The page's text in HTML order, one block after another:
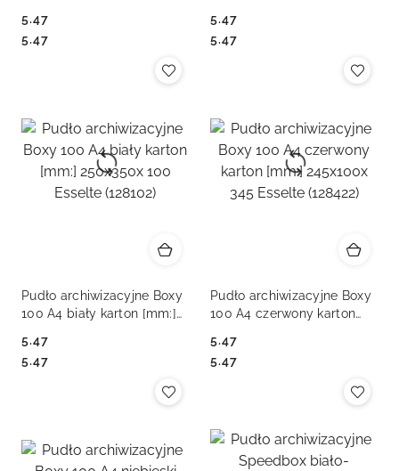
(128423)
Cena:
5.47
Cena:
5.47
(128424)
Cena:
5.47
Cena:
5.47
Pudło archiwizacyjne Boxy
100 A4 biały karton [mm:]
(128102)
Cena:
5.47
Cena:
5.47
Pudło archiwizacyjne Boxy
100 A4 czerwony karton
Esselte (128422)
Cena:
5.47
Cena:
5.47